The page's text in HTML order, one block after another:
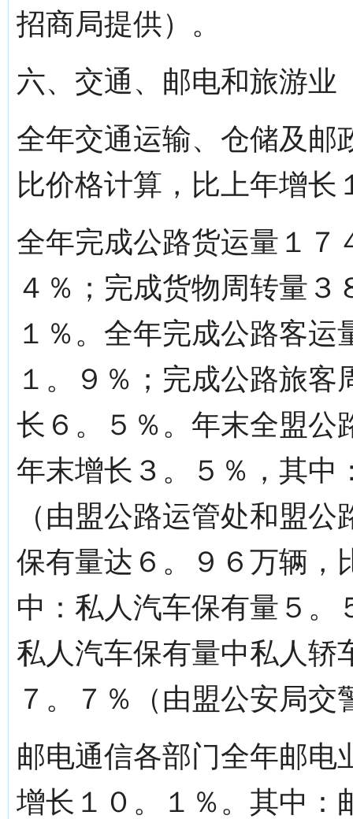
招商局提供）。
六、交通、邮电和旅游业
全年交通运输、仓储及邮
比价格计算，比上年增长
全年完成公路货运量１７
４％；完成货物周转量
１％。全年完成公路客
１。９％；完成公路旅
长６。５％。年末全盟公
年末增长３。５％，其中
（由盟公路运管处和盟
保有量达６。９６万辆，
中：私人汽车保有量５。
私人汽车保有量中私人轿
７。７％（由盟公安局交
邮电通信各部门全年邮电
增长１０。１％。其中：